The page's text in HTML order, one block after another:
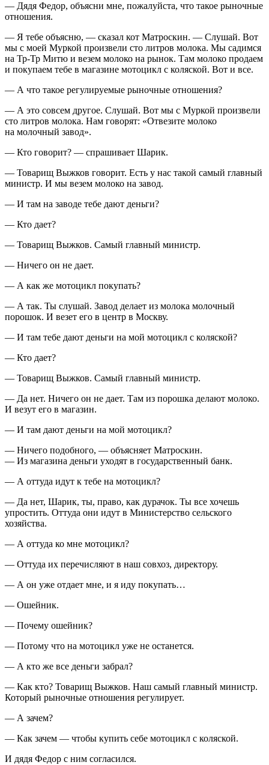
— Дядя Федор, объясни мне, пожалуйста, что такое рыночные
отношения.
— Я тебе объясню, — сказал кот Матроскин. — Слушай. Вот
мы с моей Муркой произвели сто литров молока. Мы садимся
на Тр-Тр Митю и везем молоко на рынок. Там молоко продаем
и покупаем тебе в магазине мотоцикл с коляской. Вот и все.
— А что такое регулируемые рыночные отношения?
— А это совсем другое. Слушай. Вот мы с Муркой произвели
сто литров молока. Нам говорят: «Отвезите молоко
на молочный завод».
— Кто говорит? — спрашивает Шарик.
— Товарищ Выжков говорит. Есть у нас такой самый главный
министр. И мы везем молоко на завод.
— И там на заводе тебе дают деньги?
— Кто дает?
— Товарищ Выжков. Самый главный министр.
— Ничего он не дает.
— А как же мотоцикл покупать?
— А так. Ты слушай. Завод делает из молока молочный
порошок. И везет его в центр в Москву.
— И там тебе дают деньги на мой мотоцикл с коляской?
— Кто дает?
— Товарищ Выжков. Самый главный министр.
— Да нет. Ничего он не дает. Там из порошка делают молоко.
И везут его в магазин.
— И там дают деньги на мой мотоцикл?
— Ничего подобного, — объясняет Матроскин.
— Из магазина деньги уходят в государственный банк.
— А оттуда идут к тебе на мотоцикл?
— Да нет, Шарик, ты, право, как дурачок. Ты все хочешь
упростить. Оттуда они идут в Министерство сельского
хозяйства.
— А оттуда ко мне мотоцикл?
— Оттуда их перечисляют в наш совхоз, директору.
— А он уже отдает мне, и я иду покупать…
— Ошейник.
— Почему ошейник?
— Потому что на мотоцикл уже не останется.
— А кто же все деньги забрал?
— Как кто? Товарищ Выжков. Наш самый главный министр.
Который рыночные отношения регулирует.
— А зачем?
— Как зачем — чтобы купить себе мотоцикл с коляской.
И дядя Федор с ним согласился.